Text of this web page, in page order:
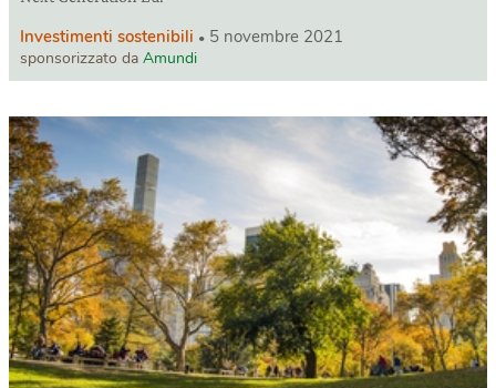
Investimenti sostenibili 5 novembre 2021
sponsorizzato da Amundi